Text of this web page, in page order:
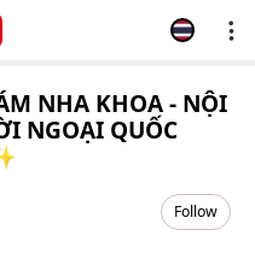
NHA KHOA - NỘI
NGOẠI QUỐC
Follow